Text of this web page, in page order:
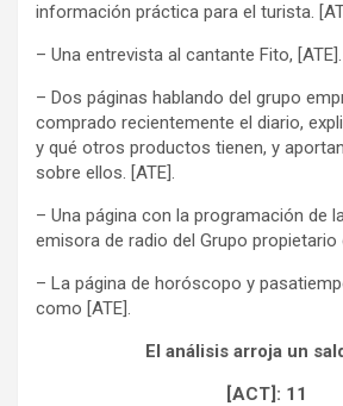
información práctica para el turista.
– Una entrevista al cantante Fito, [ATE].
– Dos páginas hablando del grupo
comprado recientemente el diario,
y qué otros productos tienen, y
sobre ellos. [ATE].
– Una página con la programación de
emisora de radio del Grupo propietario
– La página de horóscopo y
como [ATE].
El análisis arroja un
[ACT]: 11